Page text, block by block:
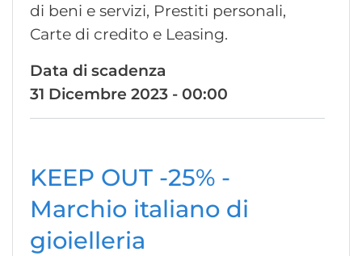
di beni e servizi, Prestiti personali,
Carte di credito e Leasing.
Data di scadenza
31 Dicembre 2023 - 00:00
KEEP OUT -25% -
Marchio italiano di
gioielleria